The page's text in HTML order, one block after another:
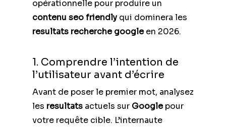
opérationnelle pour produire un
contenu seo friendly qui dominera les
resultats recherche googleen 2026.
1. Comprendre l’intention de
l’utilisateur avant d’écrire
Avant de poser le premier mot, analysez
les resultats actuels sur Googlepour
votre requête cible. L’internaute